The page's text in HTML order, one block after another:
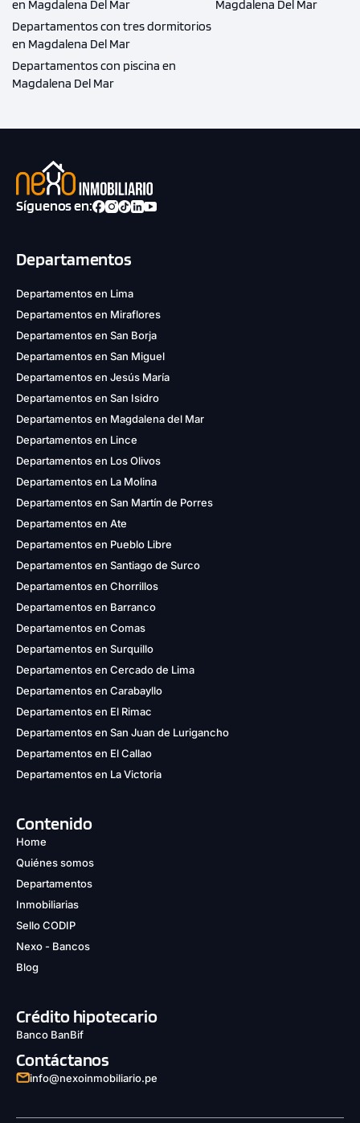
en Magdalena Del Mar
Departamentos con tres dormitorios
en Magdalena Del Mar
Departamentos con piscina en
Magdalena Del Mar
Magdalena Del Mar
Síguenos en:
Departamentos
Departamentos en Lima
Departamentos en Miraflores
Departamentos en San Borja
Departamentos en San Miguel
Departamentos en Jesús María
Departamentos en San Isidro
Departamentos en Magdalena del Mar
Departamentos en Lince
Departamentos en Los Olivos
Departamentos en La Molina
Departamentos en San Martín de Porres
Departamentos en Ate
Departamentos en Pueblo Libre
Departamentos en Santiago de Surco
Departamentos en Chorrillos
Departamentos en Barranco
Departamentos en Comas
Departamentos en Surquillo
Departamentos en Cercado de Lima
Departamentos en Carabayllo
Departamentos en El Rimac
Departamentos en San Juan de Lurigancho
Departamentos en El Callao
Departamentos en La Victoria
Contenido
Home
Quiénes somos
Departamentos
Inmobiliarias
Sello CODIP
Nexo - Bancos
Blog
Crédito hipotecario
Banco BanBif
Contáctanos
info@nexoinmobiliario.pe